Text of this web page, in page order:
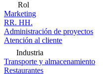
Rol
Marketing
RR. HH.
Administración de proyectos
Atención al cliente
Industria
Transporte y almacenamiento
Restaurantes